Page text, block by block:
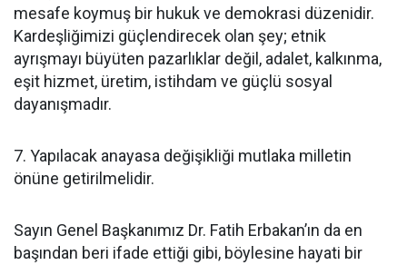
mesafe koymuş bir hukuk ve demokrasi düzenidir.
Kardeşliğimizi güçlendirecek olan şey; etnik
ayrışmayı büyüten pazarlıklar değil, adalet, kalkınma,
eşit hizmet, üretim, istihdam ve güçlü sosyal
dayanışmadır.
7. Yapılacak anayasa değişikliği mutlaka milletin
önüne getirilmelidir.
Sayın Genel Başkanımız Dr. Fatih Erbakan’ın da en
başından beri ifade ettiği gibi, böylesine hayati bir